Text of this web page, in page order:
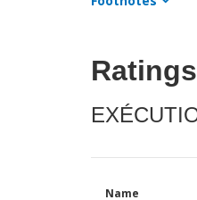
Ratings
Name